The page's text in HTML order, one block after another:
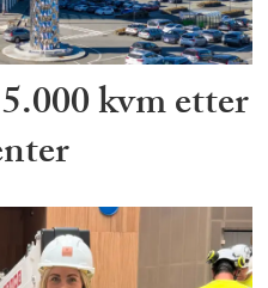
kvm etter